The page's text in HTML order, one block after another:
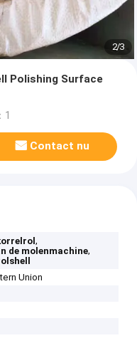
2/3
Polishing Surface
1
Contact nu
,
de molenmachine,
Union